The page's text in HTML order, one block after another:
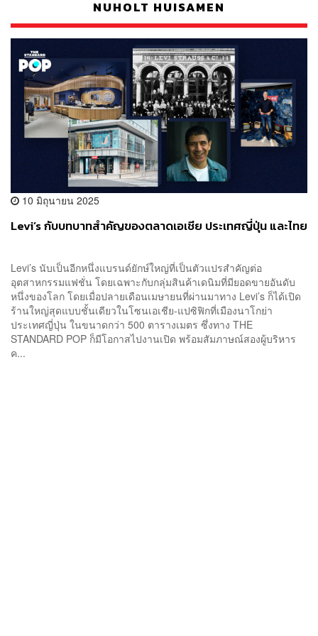
NUHOLT HUISAMEN
10 มิถุนายน 2025
Levi’s กับบทบาทสำคัญของตลาดเอเชีย ประเทศญี่ปุ่น และไทย
Levi’s นับเป็นอีกหนึ่งแบรนด์ยักษ์ใหญ่ที่เป็นตัวแปรสำคัญต่อ
อุตสาหกรรมแฟชั่น โดยเฉพาะกับกลุ่มสินค้าเดนิมที่มียอดขายอันดับ
หนึ่งของโลก โดยเมื่อปลายเดือนเมษายนที่ผ่านมาทาง Levi’s ก็ได้เปิด
ร้านใหญ่สุดแบบชั้นเดียวในโซนเอเชีย-แปซิฟิกที่เมืองนาโกย่า
ประเทศญี่ปุ่น ในขนาดกว่า 500 ตารางเมตร ซึ่งทาง THE
STANDARD POP ก็มีโอกาสไปงานเปิด พร้อมสัมภาษณ์สองผู้บริหาร
ค...